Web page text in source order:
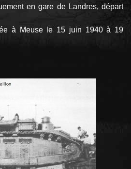
en gare de Landres, départ
à Meuse le 15 juin 1940 à 19